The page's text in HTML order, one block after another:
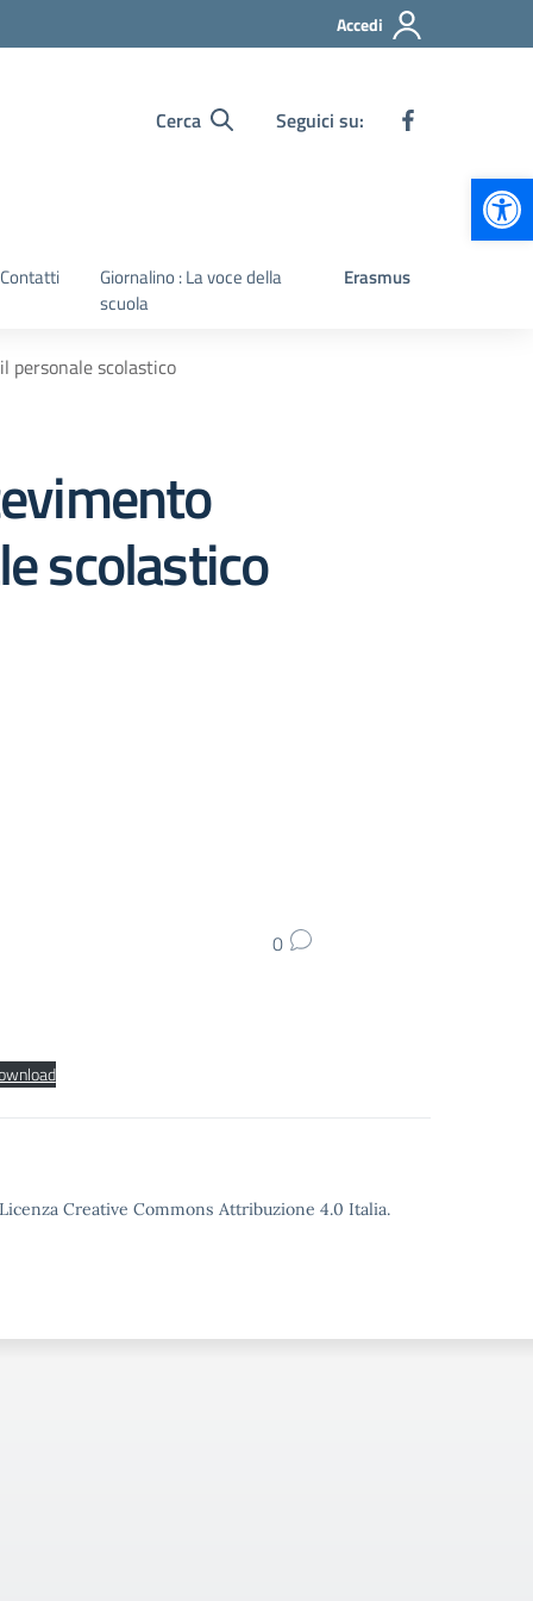
Accedi
Cerca Seguici su:
Contatti
Giornalino : La voce della
scuola
Erasmus
personale scolastico
scolastico
0
Creative Commons Attribuzione 4.0 Italia.